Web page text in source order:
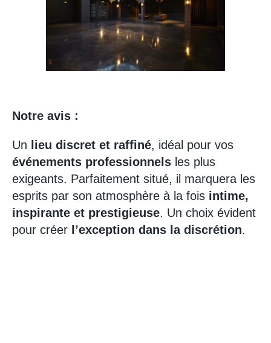
Notre avis :
Un lieu discret et raffiné, idéal pour vos
événements professionnels les plus
exigeants. Parfaitement situé, il marquera les
esprits par son atmosphère à la fois intime,
inspirante et prestigieuse. Un choix évident
pour créer l’exception dans la discrétion.